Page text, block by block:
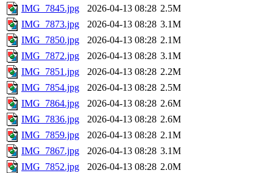
IMG_7845.jpg
2026-04-13 08:28 2.5M
IMG_7873.jpg
2026-04-13 08:28 3.1M
IMG_7850.jpg
2026-04-13 08:28 2.1M
IMG_7872.jpg
2026-04-13 08:28 3.1M
IMG_7851.jpg
2026-04-13 08:28 2.2M
IMG_7854.jpg
2026-04-13 08:28 2.5M
IMG_7864.jpg
2026-04-13 08:28 2.6M
IMG_7836.jpg
2026-04-13 08:28 2.6M
IMG_7859.jpg
2026-04-13 08:28 2.1M
IMG_7867.jpg
2026-04-13 08:28 3.1M
IMG_7852.jpg
2026-04-13 08:28 2.0M